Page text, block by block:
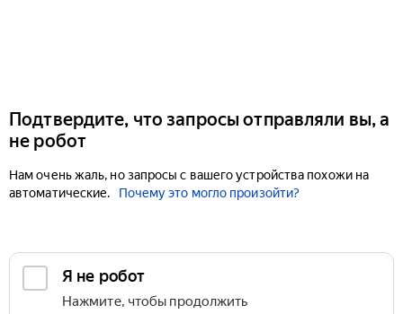
Подтвердите, что запросы отправляли вы, а
не робот
Нам очень жаль, но запросы с вашего устройства похожи на
автоматические.
Почему это могло произойти?